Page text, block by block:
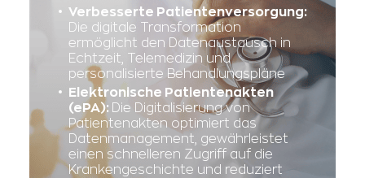
Verbesserte Patientenversorgung:
Die digitale Transformation
ermöglicht den Datenaustausch in
Echtzeit, Telemedizin und
personalisierte Behandlungspläne
Elektronische Patientenakten
(ePA): Die Digitalisierung von
Patientenakten optimiert das
Datenmanagement, gewährleistet
einen schnelleren Zugriff auf die
Krankengeschichte und reduziert